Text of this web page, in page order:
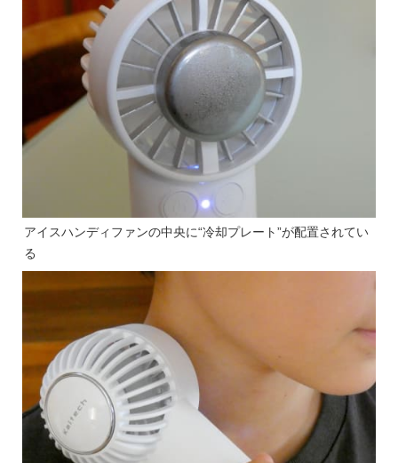
アイスハンディファンの中央に“冷却プレート”が配置されてい
る